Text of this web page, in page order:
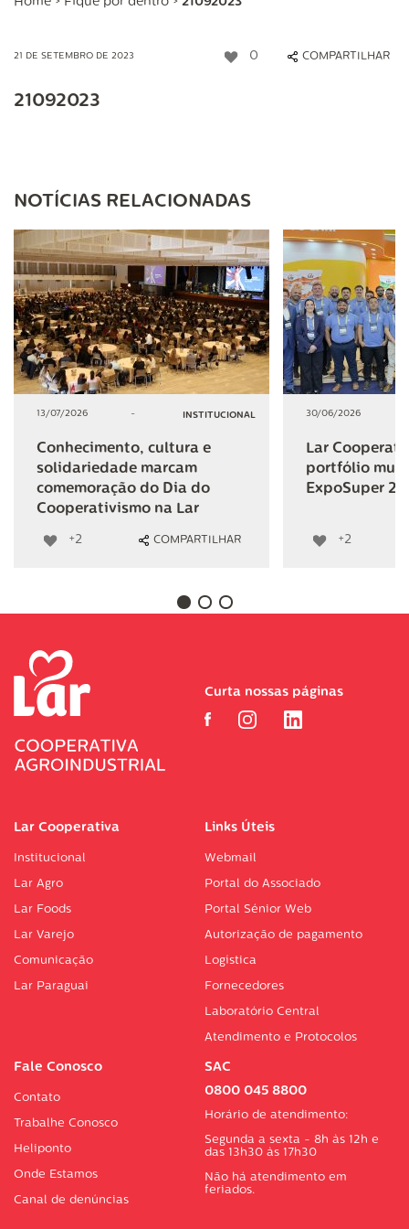
21 DE SETEMBRO DE 2023 0 COMPARTILHAR
21092023
NOTÍCIAS RELACIONADAS
13/07/2026 - INSTITUCIONAL
Conhecimento, cultura e
solidariedade marcam
comemoração do Dia do
Cooperativismo na Lar
+2 COMPARTILHAR
30/06/2026
Lar
portfólio
ExpoSuper
+2
Lar Cooperativa
Institucional
Lar Agro
Lar Foods
Lar Varejo
Comunicação
Lar Paraguai
Links Úteis
Webmail
Portal do Associado
Portal Sénior Web
Autorização de pagamento
Logística
Fornecedores
Laboratório Central
Atendimento e Protocolos
Fale Conosco
Contato
Trabalhe Conosco
Heliponto
Onde Estamos
Canal de denúncias
SAC
0800 045 8800
Horário de atendimento:
Segunda a sexta - 8h às 12h e
das 13h30 às 17h30
Não há atendimento em
feriados.
Curta nossas páginas